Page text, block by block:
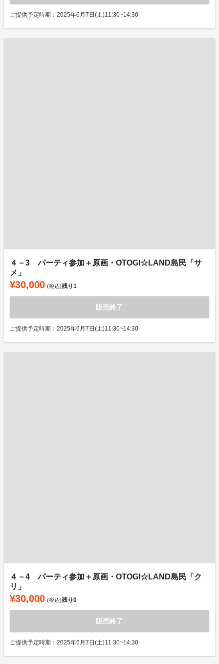
ご提供予定時期：2025年6月7日(土)11:30~14:30
４－3 パーティ参加＋原画・OTOGI☆LAND島民「サ
メ」
¥30,000 (税込)残り1
販売終了
ご提供予定時期：2025年6月7日(土)11:30~14:30
４－4 パーティ参加＋原画・OTOGI☆LAND島民「ク
リ」
¥30,000 (税込)残り0
販売終了
ご提供予定時期：2025年6月7日(土)11:30~14:30